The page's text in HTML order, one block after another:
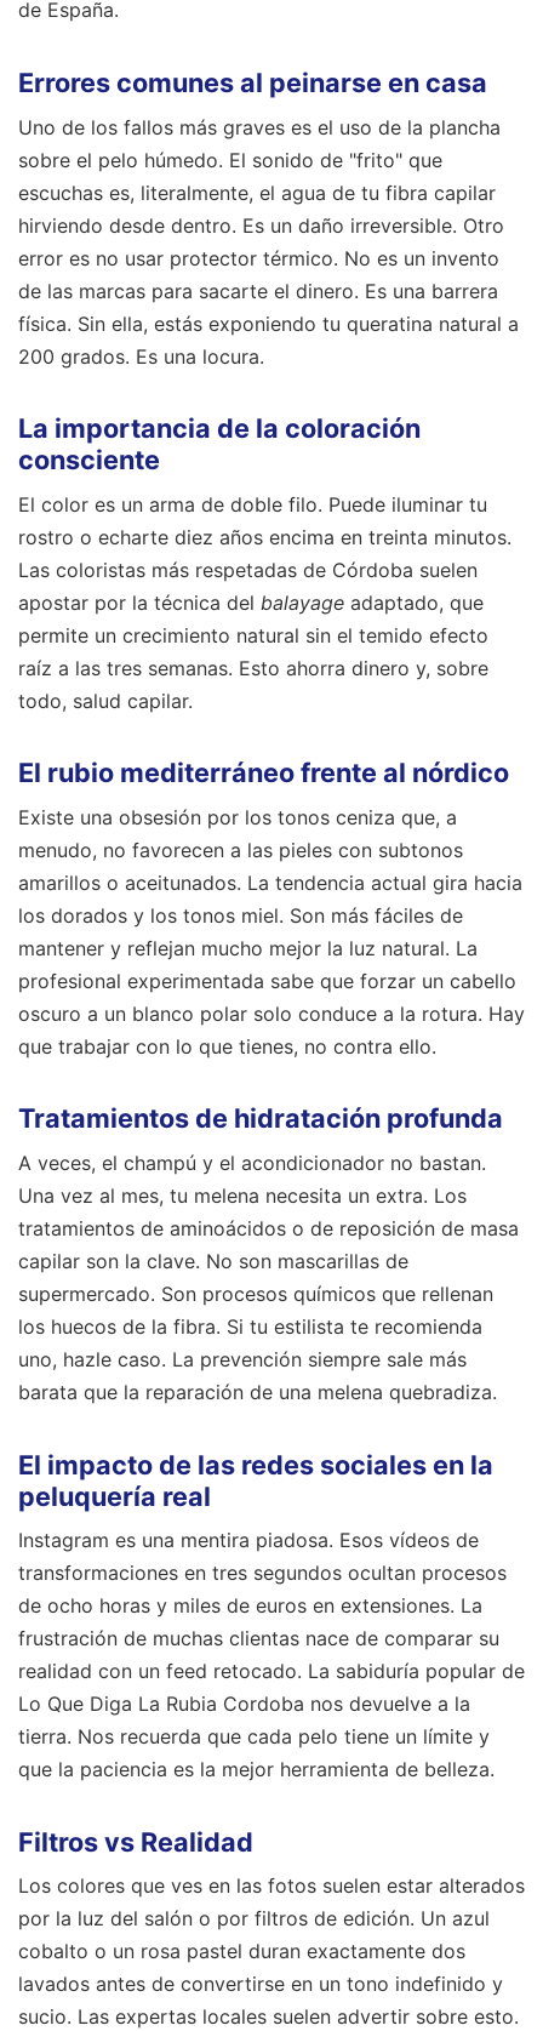
de España.
Errores comunes al peinarse en casa
Uno de los fallos más graves es el uso de la plancha
sobre el pelo húmedo. El sonido de "frito" que
escuchas es, literalmente, el agua de tu fibra capilar
hirviendo desde dentro. Es un daño irreversible. Otro
error es no usar protector térmico. No es un invento
de las marcas para sacarte el dinero. Es una barrera
física. Sin ella, estás exponiendo tu queratina natural a
200 grados. Es una locura.
La importancia de la coloración
consciente
El color es un arma de doble filo. Puede iluminar tu
rostro o echarte diez años encima en treinta minutos.
Las coloristas más respetadas de Córdoba suelen
apostar por la técnica del balayage adaptado, que
permite un crecimiento natural sin el temido efecto
raíz a las tres semanas. Esto ahorra dinero y, sobre
todo, salud capilar.
El rubio mediterráneo frente al nórdico
Existe una obsesión por los tonos ceniza que, a
menudo, no favorecen a las pieles con subtonos
amarillos o aceitunados. La tendencia actual gira hacia
los dorados y los tonos miel. Son más fáciles de
mantener y reflejan mucho mejor la luz natural. La
profesional experimentada sabe que forzar un cabello
oscuro a un blanco polar solo conduce a la rotura. Hay
que trabajar con lo que tienes, no contra ello.
Tratamientos de hidratación profunda
A veces, el champú y el acondicionador no bastan.
Una vez al mes, tu melena necesita un extra. Los
tratamientos de aminoácidos o de reposición de masa
capilar son la clave. No son mascarillas de
supermercado. Son procesos químicos que rellenan
los huecos de la fibra. Si tu estilista te recomienda
uno, hazle caso. La prevención siempre sale más
barata que la reparación de una melena quebradiza.
El impacto de las redes sociales en la
peluquería real
Instagram es una mentira piadosa. Esos vídeos de
transformaciones en tres segundos ocultan procesos
de ocho horas y miles de euros en extensiones. La
frustración de muchas clientas nace de comparar su
realidad con un feed retocado. La sabiduría popular de
Lo Que Diga La Rubia Cordoba nos devuelve a la
tierra. Nos recuerda que cada pelo tiene un límite y
que la paciencia es la mejor herramienta de belleza.
Filtros vs Realidad
Los colores que ves en las fotos suelen estar alterados
por la luz del salón o por filtros de edición. Un azul
cobalto o un rosa pastel duran exactamente dos
lavados antes de convertirse en un tono indefinido y
sucio. Las expertas locales suelen advertir sobre esto.